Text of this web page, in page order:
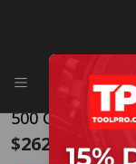
Envíos
Agotado
3017-20|Milwaukee
Soplador
Milwaukee M18
500 CFM 3017-
$262.990